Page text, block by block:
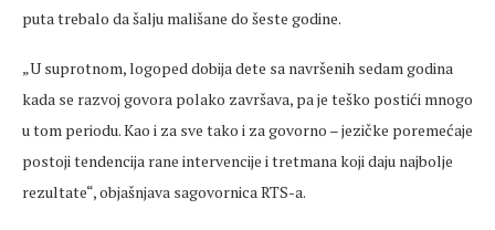
puta trebalo da šalju mališane do šeste godine.
„U suprotnom, logoped dobija dete sa navršenih sedam godina
kada se razvoj govora polako završava, pa je teško postići mnogo
u tom periodu. Kao i za sve tako i za govorno – jezičke poremećaje
postoji tendencija rane intervencije i tretmana koji daju najbolje
rezultate“, objašnjava sagovornica RTS-a.